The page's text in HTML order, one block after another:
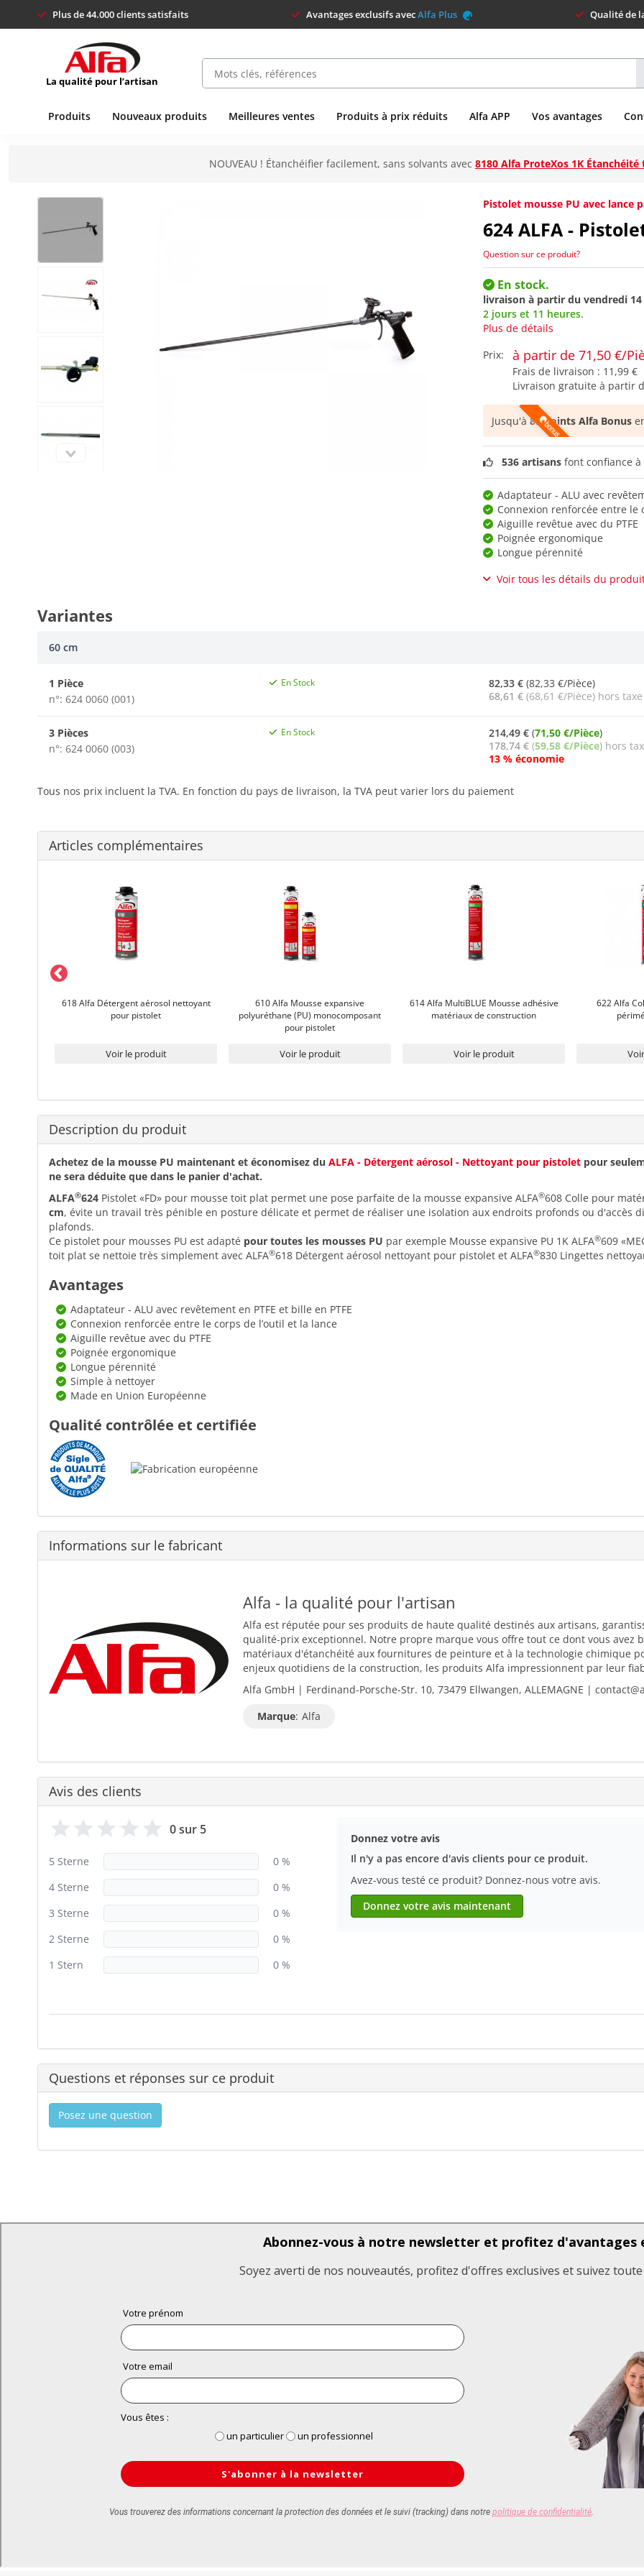
Plus de 44.000 clients satisfaits Avantages exclusifs avecAlfa Plus Qualité de
La qualité pour l’artisan
Produits Nouveaux produits Meilleures ventes Produits à prix réduits Alfa APP Vos avantages
NOUVEAU ! Étanchéifier facilement, sans solvants avec 8180 Alfa ProteXos 1K
Pistolet mousse PU avec lance
624 ALFA -
Question sur ce produit?
En stock.
livraison à partir du vendredi
2 jours et 11 heures.
Plus de détails
Prix:
à partir de 71,50 €/
Frais de livraison : 11,99 €
Livraison gratuite à partir
Jusqu'à89 points Alfa Bonus
536 artisans font confiance
Adaptateur - ALU avec
Connexion renforcée entre le
Aiguille revêtue avec du PTFE
Poignée ergonomique
Longue pérennité
Voir tous les détails du
Variantes
60 cm
1 Pièce
n°: 624 0060 (001)
En Stock 82,33 € (82,33 €/Pièce)
68,61 € (68,61 €/Pièce) hors taxe
3 Pièces
n°: 624 0060 (003)
En Stock 214,49 € (71,50 €/Pièce)
178,74 € (59,58 €/Pièce) hors
13 % économie
Tous nos prix incluent la TVA. En fonction du pays de livraison, la TVA peut varier lors du paiement
Articles complémentaires
618 Alfa Détergent aérosol nettoyant
pour pistolet
Voir le produit
610 Alfa Mousse expansive
polyuréthane (PU) monocomposant
pour pistolet
Voir le produit
614 Alfa MultiBLUE Mousse adhésive
matériaux de construction
Voir le produit
622 Alfa
Description du produit
Achetez de la mousse PU maintenant et économisez du ALFA - Détergent aérosol - Nettoyant pour pistolet pour
ne sera déduite que dans le panier d'achat.
ALFA®624 Pistolet «FD» pour mousse toit plat permet une pose parfaite de la mousse expansive ALFA®608 Colle pour
cm, évite un travail très pénible en posture délicate et permet de réaliser une isolation aux endroits profonds ou d'accès
plafonds.
Ce pistolet pour mousses PU est adapté pour toutes les mousses PU par exemple Mousse expansive PU 1K ALFA®609
toit plat se nettoie très simplement avec ALFA®618 Détergent aérosol nettoyant pour pistolet et ALFA®830 Lingettes
Avantages
Adaptateur - ALU avec revêtement en PTFE et bille en PTFE
Connexion renforcée entre le corps de l’outil et la lance
Aiguille revêtue avec du PTFE
Poignée ergonomique
Longue pérennité
Simple à nettoyer
Made en Union Européenne
Qualité contrôlée et certifiée
Informations sur le fabricant
Alfa - la qualité pour l'artisan
Alfa est réputée pour ses produits de haute qualité destinés aux artisans,
qualité-prix exceptionnel. Notre propre marque vous offre tout ce dont vous avez
matériaux d'étanchéité aux fournitures de peinture et à la technologie chimique
enjeux quotidiens de la construction, les produits Alfa impressionnent par leur
Alfa GmbH | Ferdinand-Porsche-Str. 10, 73479 Ellwangen, ALLEMAGNE |
Marque: Alfa
Avis des clients
0 sur 5
5 Sterne
0 %
4 Sterne
0 %
3 Sterne
0 %
2 Sterne
0 %
1 Stern
0 %
Donnez votre avis
Il n'y a pas encore d'avis clients pour ce produit.
Avez-vous testé ce produit? Donnez-nous votre avis.
Donnez votre avis maintenant
Questions et réponses sur ce produit
Posez une question